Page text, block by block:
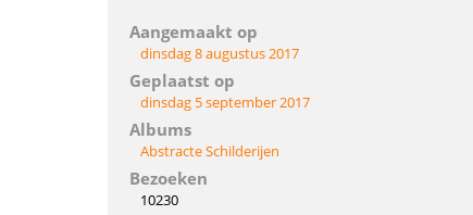
Aangemaakt op
dinsdag 8 augustus 2017
Geplaatst op
dinsdag 5 september 2017
Albums
Abstracte Schilderijen
Bezoeken
10230